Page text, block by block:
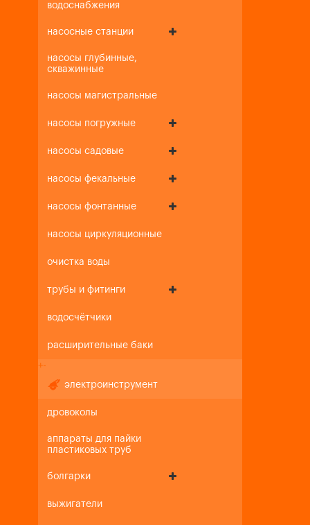
водоснабжения
насосные станции
насосы глубинные,
скважинные
насосы магистральные
насосы погружные
насосы садовые
насосы фекальные
насосы фонтанные
насосы циркуляционные
очистка воды
трубы и фитинги
водосчётчики
расширительные баки
+-
электроинструмент
дровоколы
аппараты для пайки
пластиковых труб
болгарки
выжигатели